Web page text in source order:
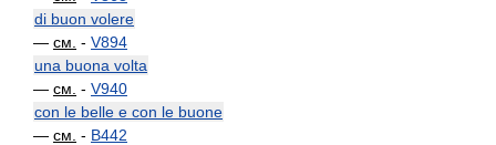
di buon volere
— см. - V894
una buona volta
— см. - V940
con le belle e con le buone
— см. - B442